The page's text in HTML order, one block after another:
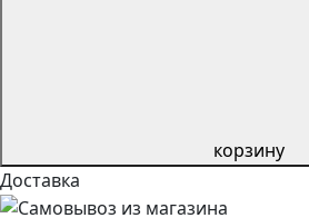
корзину
Доставка